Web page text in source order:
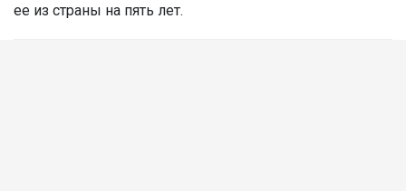
ее из страны на пять лет.